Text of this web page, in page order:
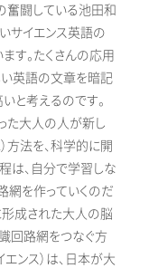
奮闘している池田和
サイエンス英語の
す。たくさんの応用
英語の文章を暗記
と考えるのです。
た大人の人が新し
方法を、科学的に開
は、自分で学習しな
網を作っていくのだ
成された大人の脳
回路網をつなぐ方
ンス）は、日本が大